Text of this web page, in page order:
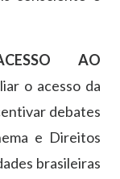
AO
o acesso da
debates
e Direitos
brasileiras